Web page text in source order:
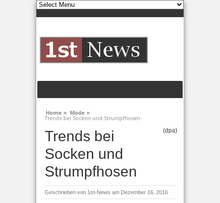
Home » Mode »
Trends bei Socken und Strumpfhosen
Trends bei
Socken und
Strumpfhosen
(dpa)
Geschrieben von 1st-News am Dezember 16, 2016